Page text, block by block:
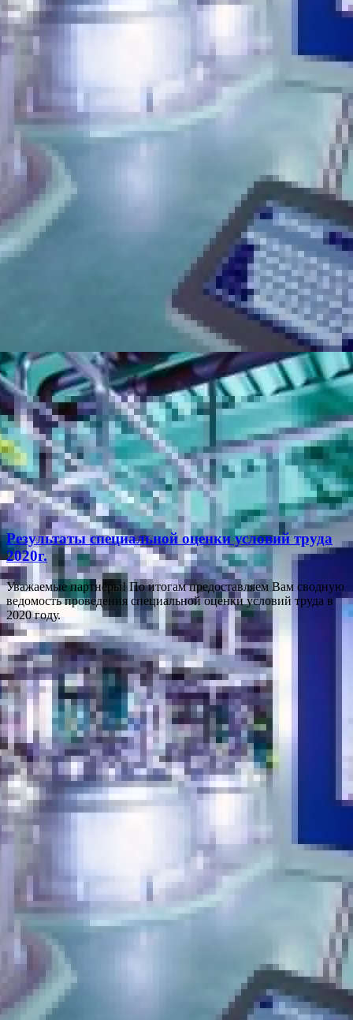
Результаты специальной оценки условий труда
2020г.
Уважаемые партнёры! По итогам предоставляем Вам сводную
ведомость проведения специальной оценки условий труда в
2020 году.